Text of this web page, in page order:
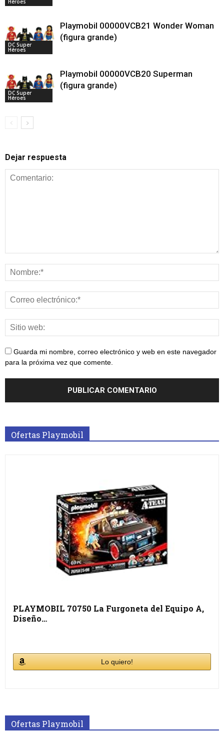
Héroes
DC Super
Héroes
Playmobil 00000VCB21 Wonder Woman
(figura grande)
DC Super
Héroes
Playmobil 00000VCB20 Superman
(figura grande)
Dejar respuesta
Guarda mi nombre, correo electrónico y web en este navegador
para la próxima vez que comente.
Ofertas Playmobil
PLAYMOBIL 70750 La Furgoneta del Equipo A,
Diseño…
Lo quiero!
Ofertas Playmobil